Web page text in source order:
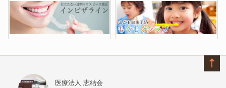
医療法人 志結会